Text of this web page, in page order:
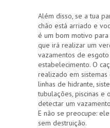
Além disso, se a tua
chão está arriado e
é um bom motivo
que irá realizar um
vazamentos de
estabelecimento. O
realizado em sistemas
linhas de hidrante,
tubulações, piscinas e
detectar um
E não se preocupe:
sem destruição.